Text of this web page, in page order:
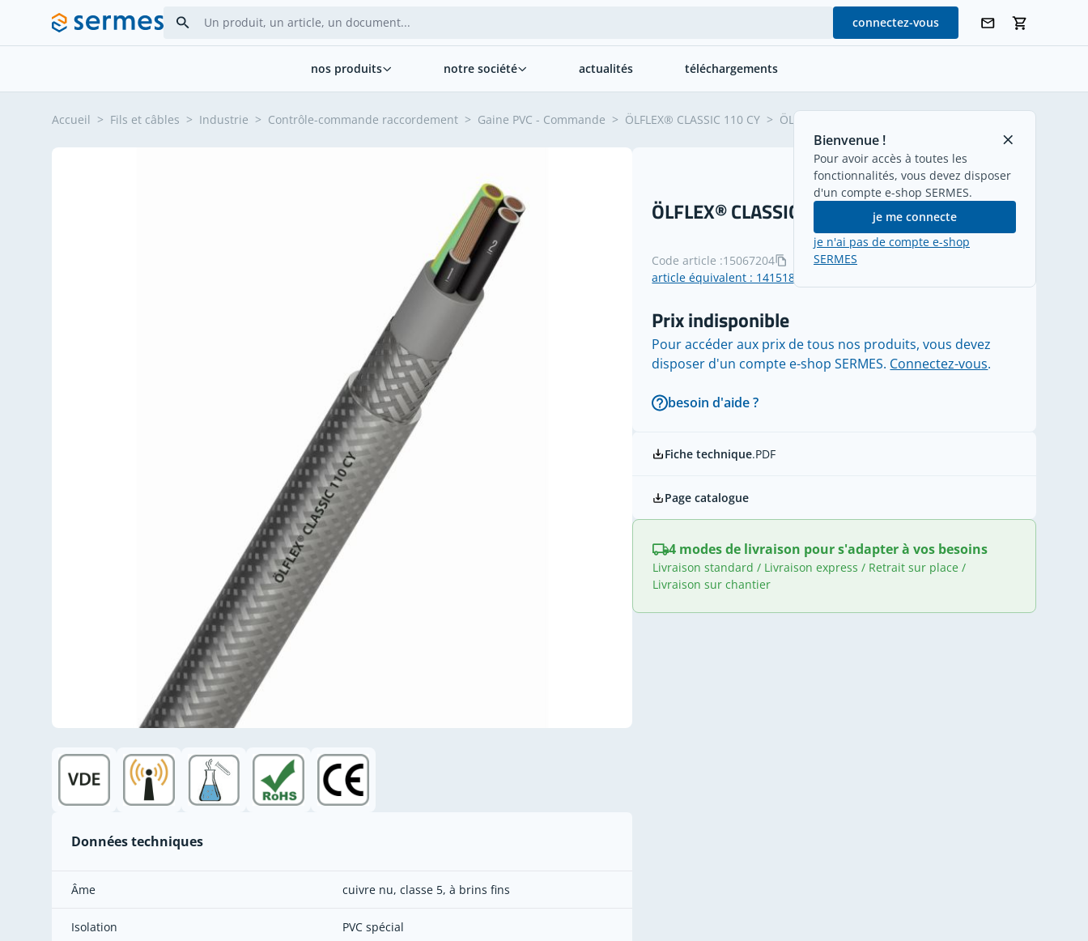
Allez au contenu
connectez-vous
Bienvenue !
Pour avoir accès à toutes les
fonctionnalités, vous devez disposer
d'un compte e-shop SERMES.
je me connecte
je n'ai pas de compte e-shop
SERMES
nos produits notre société actualités téléchargements
Accueil > Fils et câbles > Industrie > Contrôle-commande raccordement > Gaine PVC - Commande > ÖLFLEX® CLASSIC 110 CY > ÖLFLEX® CLASSIC 110 CY 4G2,5 mm² retour
Données techniques
Âme cuivre nu, classe 5, à brins fins
Isolation PVC spécial
ÖLFLEX® CLASSIC 110 CY 4G2,5 mm²
Code article :15067204
article équivalent : 14151864
Prix indisponible
Pour accéder aux prix de tous nos produits, vous devez
disposer d'un compte e-shop SERMES. Connectez-vous.
besoin d'aide ?
Fiche technique.PDF
Page catalogue
4 modes de livraison pour s'adapter à vos besoins
Livraison standard / Livraison express / Retrait sur place /
Livraison sur chantier